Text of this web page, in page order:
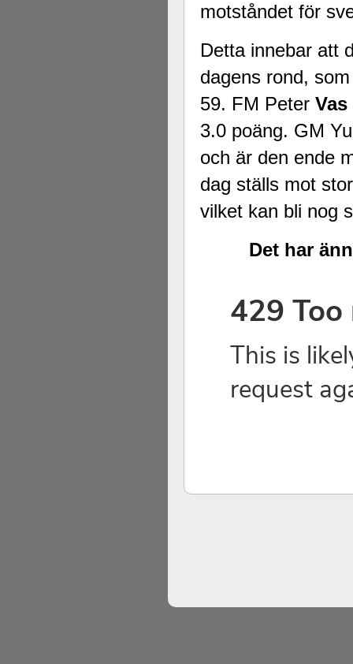
motståndet för
Detta innebar att
dagens rond,
59. FM Peter Vas
3.0 poäng. GM
och är den ende
dag ställs mot
vilket kan bli nog
Det har